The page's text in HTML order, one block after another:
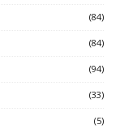
(84)
(84)
(94)
(33)
(5)